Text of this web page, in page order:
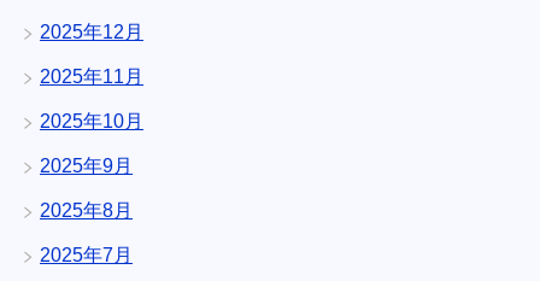
2025年12月
2025年11月
2025年10月
2025年9月
2025年8月
2025年7月